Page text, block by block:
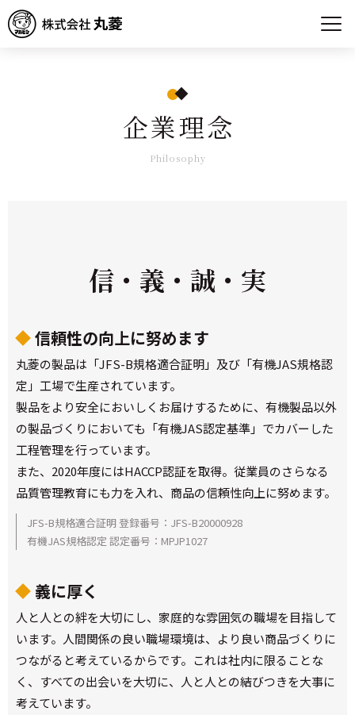
企業理念
Philosophy
信・義・誠・実
信頼性の向上に努めます
丸菱の製品は「JFS-B規格適合証明」及び「有機JAS規格認
定」工場で生産されています。
製品をより安全においしくお届けするために、有機製品以外
の製品づくりにおいても「有機JAS認定基準」でカバーした
工程管理を行っています。
また、2020年度にはHACCP認証を取得。従業員のさらなる
品質管理教育にも力を入れ、商品の信頼性向上に努めます。
JFS-B規格適合証明 登録番号：JFS-B20000928
有機JAS規格認定 認定番号：MPJP1027
義に厚く
人と人との絆を大切にし、家庭的な雰囲気の職場を目指して
います。人間関係の良い職場環境は、より良い商品づくりに
つながると考えているからです。これは社内に限ることな
く、すべての出会いを大切に、人と人との結びつきを大事に
考えています。